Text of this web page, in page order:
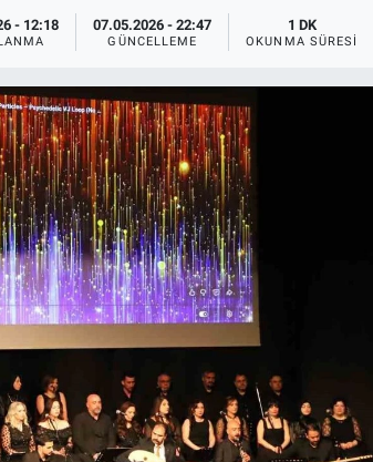
- 12:18 07.05.2026 - 22:47
GÜNCELLEME
1 DK
OKUNMA SÜRESI